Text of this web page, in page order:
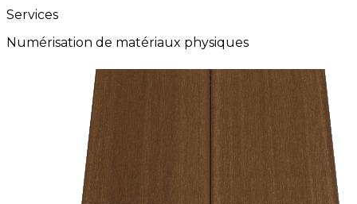
Services
Numérisation de matériaux physiques